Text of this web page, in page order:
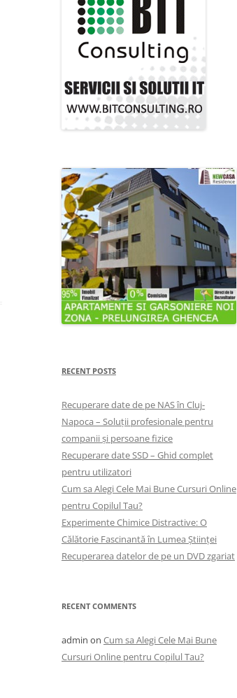
RECENT POSTS
Recuperare date de pe NAS în Cluj-
Napoca – Soluții profesionale pentru
companii și persoane fizice
Recuperare date SSD – Ghid complet
pentru utilizatori
Cum sa Alegi Cele Mai Bune Cursuri Online
pentru Copilul Tau?
Experimente Chimice Distractive: O
Călătorie Fascinantă în Lumea Științei
Recuperarea datelor de pe un DVD zgariat
RECENT COMMENTS
admin on Cum sa Alegi Cele Mai Bune
Cursuri Online pentru Copilul Tau?